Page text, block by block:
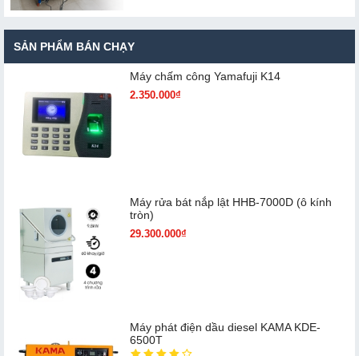
SẢN PHẨM BÁN CHẠY
Máy chấm cô​ng Yamafuji K14
2.350.000₫
Máy rửa bát nắp lật HHB-7000D (ô kính
tròn)
29.300.000₫
Máy phát điện dầu diesel KAMA KDE-
6500T